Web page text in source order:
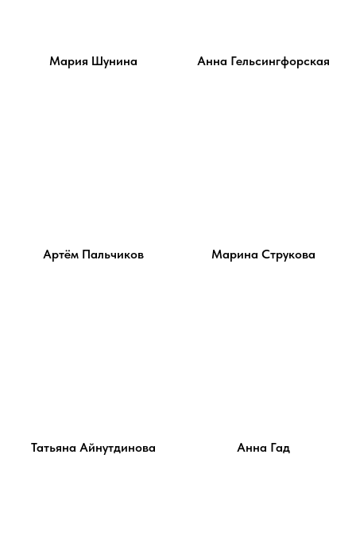
Мария Шунина Анна Гельсингфорская
Артём Пальчиков Марина Струкова
Татьяна Айнутдинова Анна Гад